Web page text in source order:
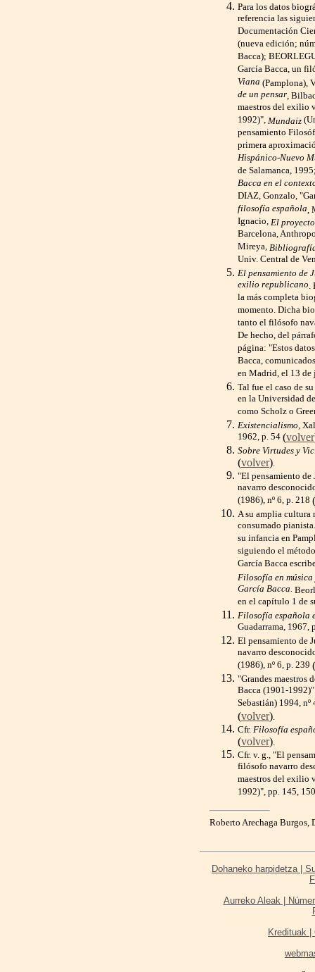
Para los datos
referencia las
Documentación
(nueva edición;
Bacca);
García Bacca, un
Viana (Pamplona),
de un pensar,
maestros del exilio
1992)", Mundaiz
pensamiento
primera
Hispánico-Nuevo
de Salamanca,
Bacca en el
DIAZ, Gonzalo,
filosofía española,
Ignacio, El
Barcelona,
Mireya,
Univ. Central de
El pensamiento de
exilio republicano.
la más completa
momento. Dicha
tanto el filósofo
De hecho, del
página: "Estos
Bacca,
en Madrid, el 13
Tal fue el caso de su
en la Universidad
como Scholz o
Existencialismo,
1962, p. 54(volver
Sobre Virtudes y
(volver).
"El pensamiento de
navarro
(1986), nº 6, p. 218 (
A su amplia cultura
consumado
su infancia en
siguiendo el
García Bacca
Filosofía en
García Bacca.
en el capítulo 1 de
Filosofía española
Guadarrama, 1967,
El pensamiento de
navarro
(1986), nº 6, p. 239 (
"Grandes maestros
Bacca (1901-
Sebastián) 1994,
(volver).
Cfr. Filosofía
(volver).
Cfr. v. g., "El
filósofo navarro
maestros del exilio
1992)", pp. 145,
Roberto Arechaga Burgos,
Dohaneko harpidetza |
Aurreko Aleak |
Kredituak